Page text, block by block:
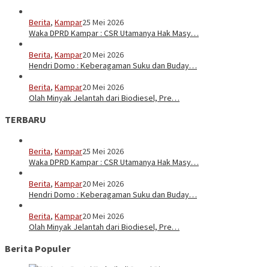
Berita, Kampar25 Mei 2026
Waka DPRD Kampar : CSR Utamanya Hak Masy…
Berita, Kampar20 Mei 2026
Hendri Domo : Keberagaman Suku dan Buday…
Berita, Kampar20 Mei 2026
Olah Minyak Jelantah dari Biodiesel, Pre…
TERBARU
Berita, Kampar25 Mei 2026
Waka DPRD Kampar : CSR Utamanya Hak Masy…
Berita, Kampar20 Mei 2026
Hendri Domo : Keberagaman Suku dan Buday…
Berita, Kampar20 Mei 2026
Olah Minyak Jelantah dari Biodiesel, Pre…
Berita Populer